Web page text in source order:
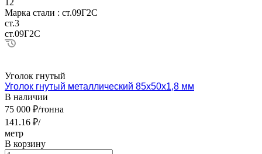
12
Марка стали : ст.09Г2С
ст.3
ст.09Г2С
Уголок гнутый
Уголок гнутый металлический 85х50х1,8 мм
В наличии
75 000 ₽/тонна
141.16 ₽/
метр
В корзину